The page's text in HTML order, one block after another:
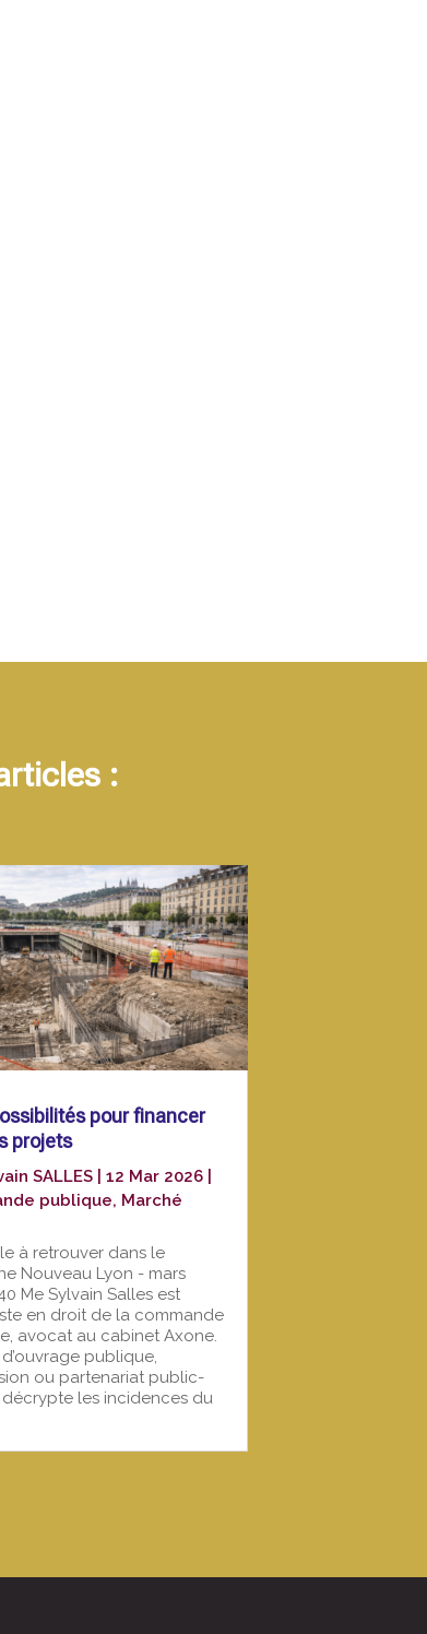
:
pour financer
projets
SALLES |12 Mar 2026
publique, Marché
à retrouver dans le
Nouveau Lyon - mars
Me Sylvain Salles est
en droit de la commande
avocat au cabinet Axone.
publique,
ou partenariat public-
décrypte les incidences du